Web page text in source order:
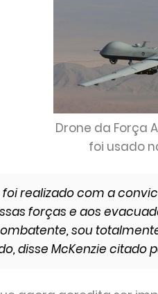
Drone da Força
foi usado
foi realizado com a
forças e aos
sou
disse McKenzie citado